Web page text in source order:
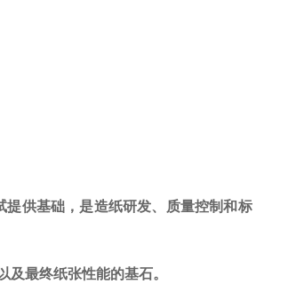
供基础，是造纸研发、质量控制和标
最终纸张性能的基石。